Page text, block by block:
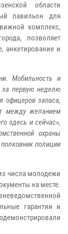
области
павильон для
комплекс,
позволяет
анкетирование и
Мобильность и
за первую неделю
офицеров запаса,
между желанием
здесь и сейчас»,
охраны
полиции
числа молодежи
на месте.
гарантии и